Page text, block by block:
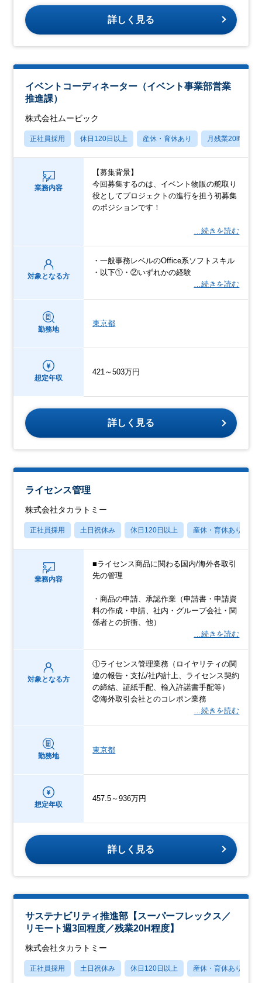
詳しく見る
イベントコーディネーター（イベント事業部営業
推進課）
株式会社ムービック
正社員採用 休日120日以上 産休・育休あり 月残業20時間以
業務内容
【募集背景】
今回募集するのは、イベント物販の舵取り
役としてプロジェクトの進行を担う初募集
のポジションです！
…続きを読む
対象となる方
・一般事務レベルのOffice系ソフトスキル
・以下①・②いずれかの経験
…続きを読む
勤務地
東京都
想定年収
421～503万円
詳しく見る
ライセンス管理
株式会社タカラトミー
正社員採用 土日祝休み 休日120日以上 産休・育休あり
業務内容
■ライセンス商品に関わる国内/海外各取引
先の管理
・商品の申請、承認作業（申請書・申請資
料の作成・申請、社内・グループ会社・関
係者との折衝、他）
…続きを読む
対象となる方
①ライセンス管理業務（ロイヤリティの関
連の報告・支払/社内計上、ライセンス契約
の締結、証紙手配、輸入許諾書手配等）
②海外取引会社とのコレポン業務
…続きを読む
勤務地
東京都
想定年収
457.5～936万円
詳しく見る
サステナビリティ推進部【スーパーフレックス／
リモート週3回程度／残業20H程度】
株式会社タカラトミー
正社員採用 土日祝休み 休日120日以上 産休・育休あり